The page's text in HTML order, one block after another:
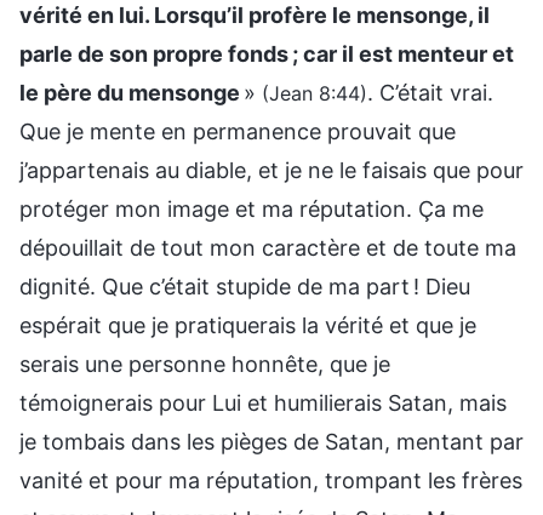
vérité en lui. Lorsqu’il profère le mensonge, il
parle de son propre fonds ; car il est menteur et
le père du mensonge » (Jean 8:44). C’était vrai.
Que je mente en permanence prouvait que
j’appartenais au diable, et je ne le faisais que pour
protéger mon image et ma réputation. Ҫa me
dépouillait de tout mon caractère et de toute ma
dignité. Que c’était stupide de ma part ! Dieu
espérait que je pratiquerais la vérité et que je
serais une personne honnête, que je
témoignerais pour Lui et humilierais Satan, mais
je tombais dans les pièges de Satan, mentant par
vanité et pour ma réputation, trompant les frères